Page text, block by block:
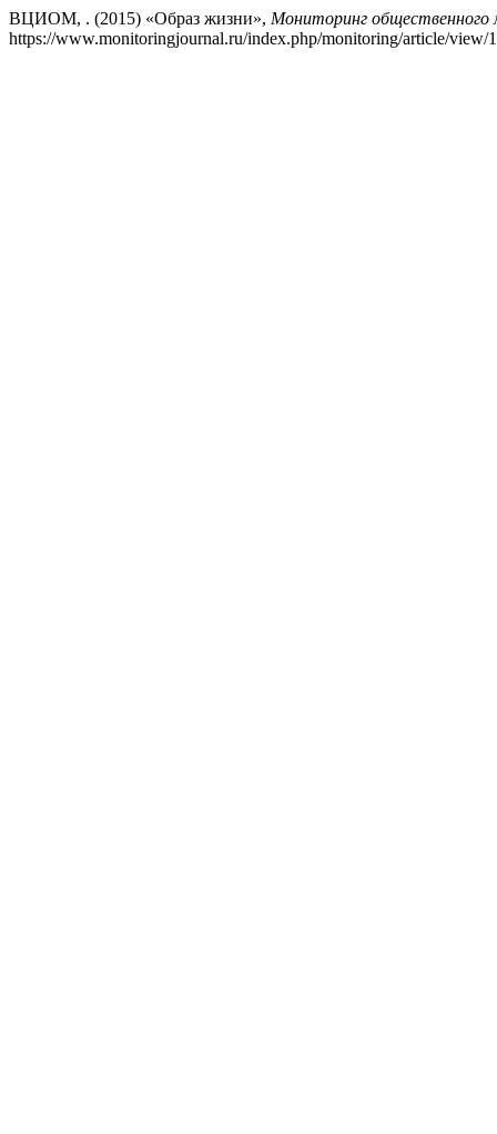
ВЦИОМ, . (2015) «Образ жизни», Мониторинг общественного
https://www.monitoringjournal.ru/index.php/monitoring/article/view/